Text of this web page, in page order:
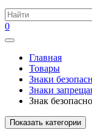
Поиск:
0
Главная
Товары
Знаки
Знаки
Знак
Показать категории